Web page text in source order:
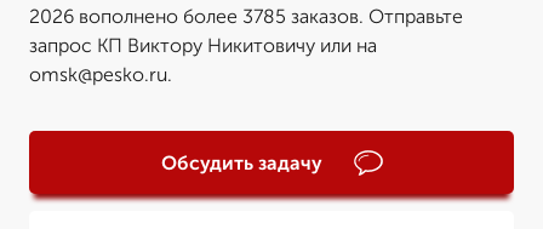
2026 вополнено более 3785 заказов. Отправьте
запрос КП Виктору Никитовичу или на
omsk@pesko.ru.
Обсудить задачу